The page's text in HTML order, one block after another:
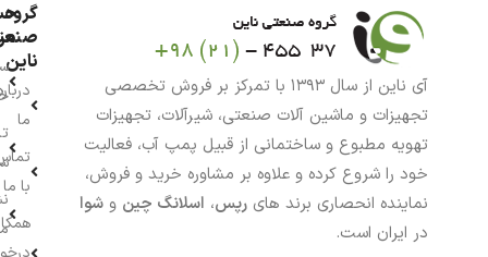
آی ناین از سال ۱۳۹۳ با تمرکز بر فروش تخصصی
تجهیزات و ماشین آلات صنعتی، شیرآلات، تجهیزات
تهویه مطبوع و ساختمانی از قبیل پمپ آب، فعالیت
خود را شروع کرده و علاوه بر مشاوره خرید و فروش،
نماینده انحصاری برند های رپس، اسلانگ چین و شوا
در ایران است.
گروه
ناین
ما
با ما